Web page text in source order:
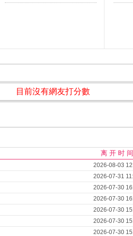
目前沒有網友打分數
离 开 时 间
2026-08-03
2026-07-31
2026-07-30
2026-07-30
2026-07-30
2026-07-30
2026-07-30